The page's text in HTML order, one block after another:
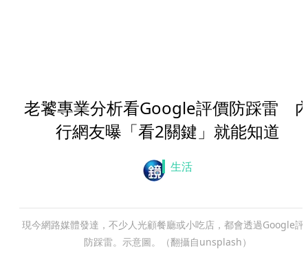
老饕專業分析看Google評價防踩雷
行網友曝「看2關鍵」就能知道
生活
現今網路媒體發達，不少人光顧餐廳或小吃店，都會透過Google評
防踩雷。示意圖。（翻攝自unsplash）